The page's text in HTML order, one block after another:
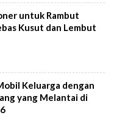
untuk Rambut
Kusut dan Lembut
Keluarga dengan
yang Melantai di